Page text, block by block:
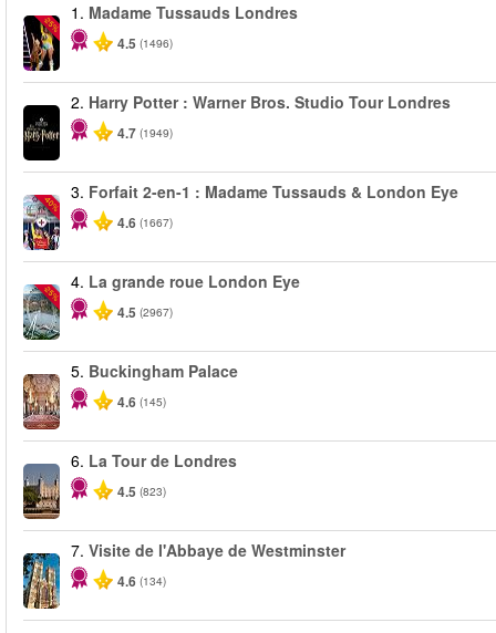
-25%
1. Madame Tussauds Londres
4.5 (1496)
2. Harry Potter : Warner Bros. Studio Tour Londres
4.7 (1949)
-40%
3. Forfait 2-en-1 : Madame Tussauds & London Eye
4.6 (1667)
-25%
4. La grande roue London Eye
4.5 (2967)
5. Buckingham Palace
4.6 (145)
6. La Tour de Londres
4.5 (823)
7. Visite de l'Abbaye de Westminster
4.6 (134)